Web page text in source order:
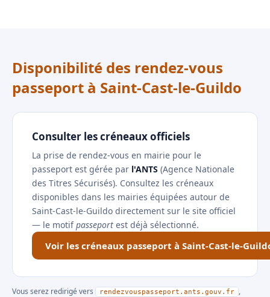
Disponibilité des rendez-vous
passeport à Saint-Cast-le-Guildo
Consulter les créneaux officiels
La prise de rendez-vous en mairie pour le
passeport est gérée par l'ANTS (Agence Nationale
des Titres Sécurisés). Consultez les créneaux
disponibles dans les mairies équipées autour de
Saint-Cast-le-Guildo directement sur le site officiel
— le motifpasseport est déjà sélectionné.
Voir les créneaux passeport à Saint-Cast-le-
Vous serez redirigé vers rendezvouspasseport.ants.gouv.fr
,